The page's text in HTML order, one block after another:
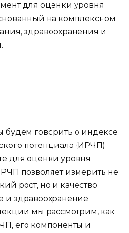
для оценки уровня
на комплексном
здравоохранения и
говорить о индексе
потенциала (ИРЧП) –
для оценки уровня
позволяет измерить не
рост, но и качество
и здравоохранение
мы рассмотрим, как
его компоненты и